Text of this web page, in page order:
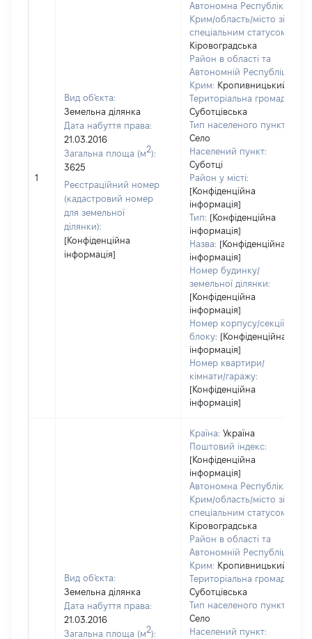
1
Вид об'єкта:
Земельна ділянка
Дата набуття права:
21.03.2016
Загальна площа (м2):
3625
Реєстраційний номер
(кадастровий номер
для земельної
ділянки):
[Конфіденційна
інформація]
Автономна Республіка
Крим/область/місто зі
спеціальним статусом:
Кіровоградська
Район в області та
Автономній Республіці
Крим: Кропивницький
Територіальна громада:
Суботцівська
Тип населеного пункту:
Село
Населений пункт:
Суботці
Район у місті:
[Конфіденційна
інформація]
Тип: [Конфіденційна
інформація]
Назва: [Конфіденційна
інформація]
Номер будинку/
земельної ділянки:
[Конфіденційна
інформація]
Номер корпусу/секції/
блоку: [Конфіденційна
інформація]
Номер квартири/
кімнати/гаражу:
[Конфіденційна
інформація]
Вид об'єкта:
Земельна ділянка
Дата набуття права:
21.03.2016
Загальна площа (м2):
Країна: Україна
Поштовий індекс:
[Конфіденційна
інформація]
Автономна Республіка
Крим/область/місто зі
спеціальним статусом:
Кіровоградська
Район в області та
Автономній Республіці
Крим: Кропивницький
Територіальна громада:
Суботцівська
Тип населеного пункту:
Село
Населений пункт: